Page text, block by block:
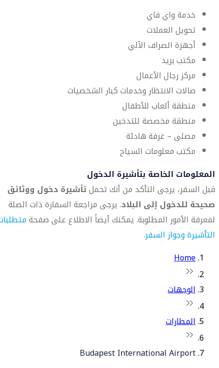
خدمة واي فاي
تحويل العملات
أجهزة الصراف الآلي
مكتب بريد
مركز رجال الأعمال
صالات الانتظار وخدمات كبار الشخصيات
منطقة ألعاب للأطفال
منطقة مخصصة للتدخين
مصلى – غرفة هادئة
مكتب معلومات السياح
المعلومات الخاصة بتأشيرة الدخول
قبل السفر، يرجى التأكد من أنك تحملتأشيرة دخول ووثائق
صحيحة للدخول إلى البلاد. يرجى مراجعة السفارة ذات الصلة
لمعرفة الأمور المطلوبة. يمكنك أيضاً الاطلاع على صفحة
التأشيرة وجواز السفر.
Home
الوجهات
المطارات
Budapest International Airport